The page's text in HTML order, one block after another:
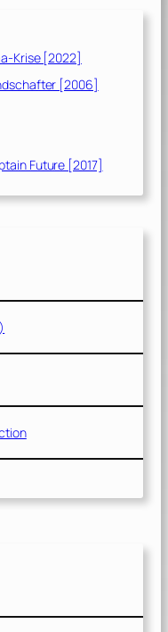
Krise [2022]
[2006]
Future [2017]